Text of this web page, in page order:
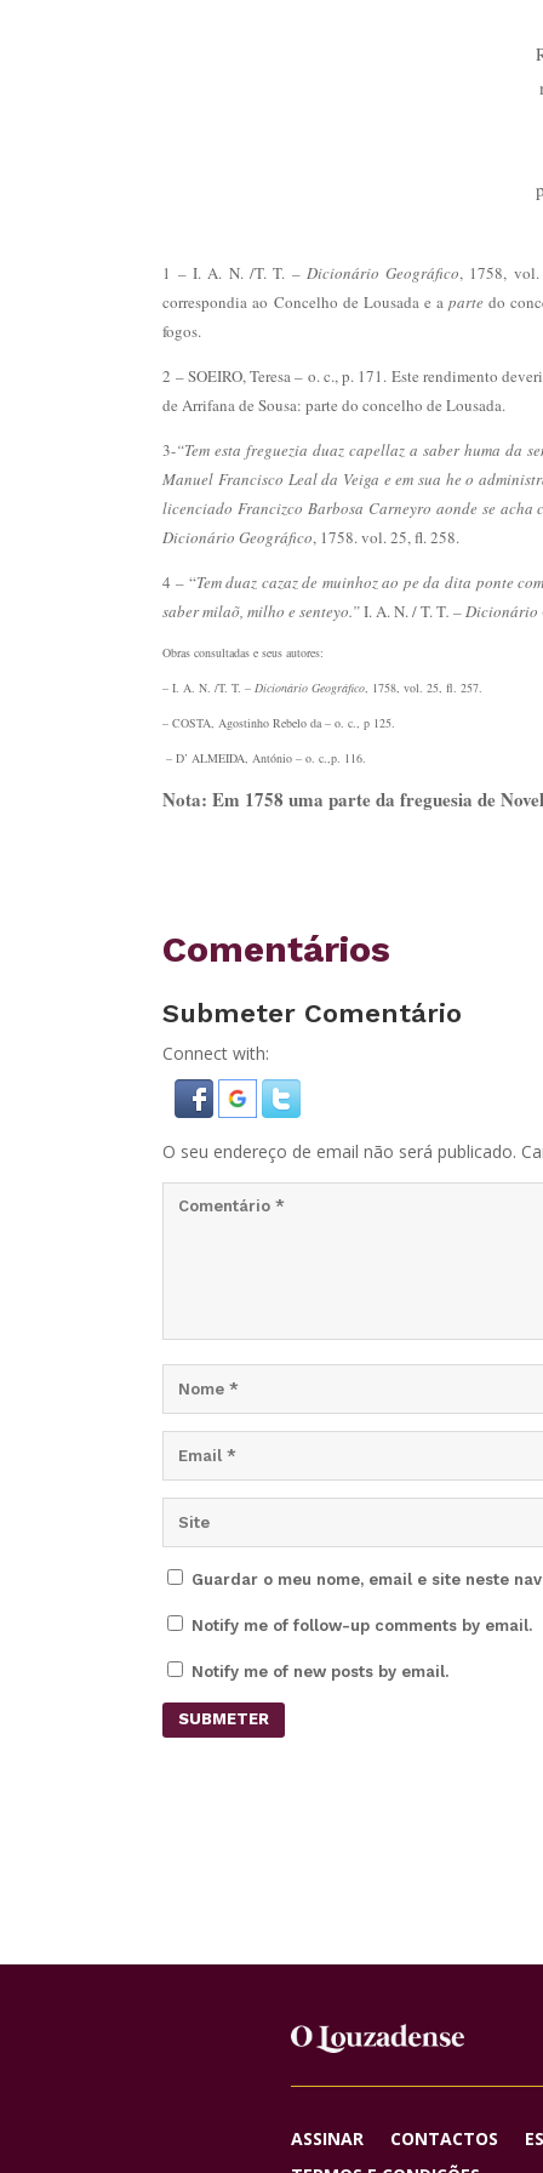
1 – I. A. N. /T. T. – Dicionário Geográfico, 1758,
correspondia ao Concelho de Lousada e a partedo
fogos.
2 – SOEIRO, Teresa – o. c., p. 171. Este rendimento
de Arrifana de Sousa: parte do concelho de Lousada.
3-“Tem esta freguezia duaz capellaz a saber huma da
Manuel Francisco Leal da Veiga e em sua he o
licenciado Francizco Barbosa Carneyro aonde se acha
Dicionário Geográfico, 1758. vol. 25, fl. 258.
4 – “Tem duaz cazaz de muinhoz ao pe da dita ponte
saber milaõ, milho e senteyo.”I. A. N. / T. T. – Dicionário
Obras consultadas e seus autores:
– I. A. N. /T. T. – Dicionário Geográfico , 1758, vol. 25, fl. 257.
– COSTA, Agostinho Rebelo da – o. c., p 125.
– D’ ALMEIDA, António – o. c.,p. 116.
Nota: Em 1758 uma parte da freguesia de
Comentários
Submeter Comentário
Connect with:
O seu endereço de email não será publicado.
Guardar o meu nome, email e site neste
Notify me of follow-up comments by email.
Notify me of new posts by email.
SUBMETER
ASSINAR CONTACTOS